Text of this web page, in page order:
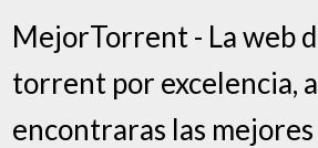
MejorTorrent - La web
torrent por excelencia,
encontraras las